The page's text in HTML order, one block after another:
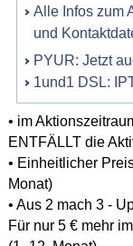
Alle Infos zum
und
PYUR: Jetzt
1und1 DSL:
• im
ENTFÄLLT die
• Einheitlicher
Monat)
• Aus 2 mach 3 -
Für nur 5 € mehr